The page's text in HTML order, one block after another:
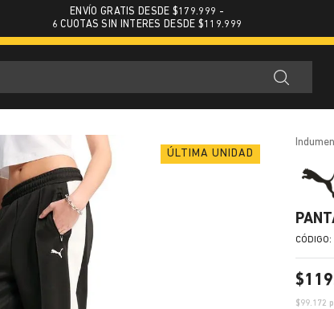
ENVÍO GRATIS DESDE $179.999 -
6 CUOTAS SIN INTERES DESDE $119.999
:
$119
$99.172